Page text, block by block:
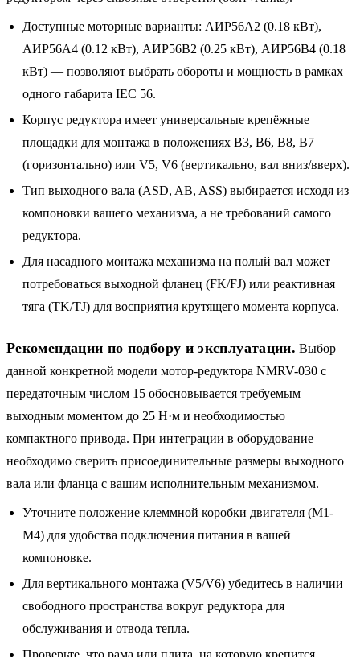
Доступные моторные варианты: АИР56A2 (0.18 кВт),
АИР56A4 (0.12 кВт), АИР56B2 (0.25 кВт), АИР56B4 (0.18
кВт) — позволяют выбрать обороты и мощность в рамках
одного габарита IEC 56.
Корпус редуктора имеет универсальные крепёжные
площадки для монтажа в положениях B3, B6, B8, B7
(горизонтально) или V5, V6 (вертикально, вал вниз/вверх).
Тип выходного вала (ASD, AB, ASS) выбирается исходя из
компоновки вашего механизма, а не требований самого
редуктора.
Для насадного монтажа механизма на полый вал может
потребоваться выходной фланец (FK/FJ) или реактивная
тяга (TK/TJ) для восприятия крутящего момента корпуса.
Рекомендации по подбору и эксплуатации. Выбор
данной конкретной модели мотор-редуктора NMRV-030 с
передаточным числом 15 обосновывается требуемым
выходным моментом до 25 Н·м и необходимостью
компактного привода. При интеграции в оборудование
необходимо сверить присоединительные размеры выходного
вала или фланца с вашим исполнительным механизмом.
Уточните положение клеммной коробки двигателя (M1-
M4) для удобства подключения питания в вашей
компоновке.
Для вертикального монтажа (V5/V6) убедитесь в наличии
свободного пространства вокруг редуктора для
обслуживания и отвода тепла.
Проверьте, что рама или плита, на которую крепится